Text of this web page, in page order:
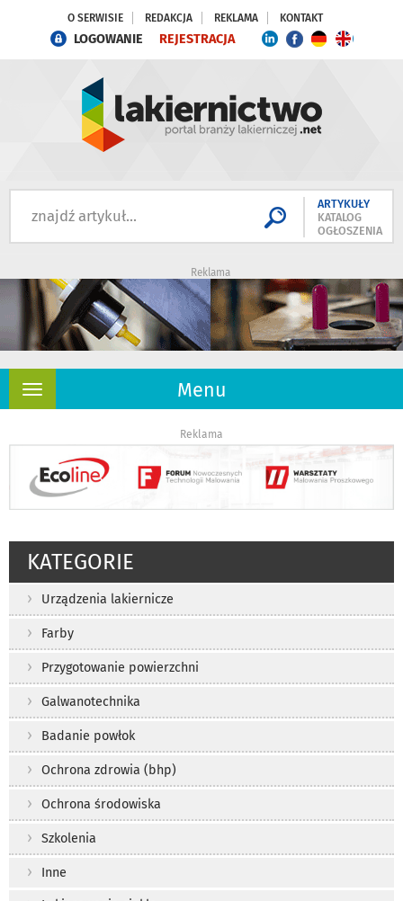
O SERWISIE REDAKCJA REKLAMA KONTAKT
LOGOWANIE REJESTRACJA
ARTYKUŁY
KATALOG
OGŁOSZENIA
Reklama
Menu
Rozwiń
Reklama
KATEGORIE
Urządzenia lakiernicze
Farby
Przygotowanie powierzchni
Galwanotechnika
Badanie powłok
Ochrona zdrowia (bhp)
Ochrona środowiska
Szkolenia
Inne